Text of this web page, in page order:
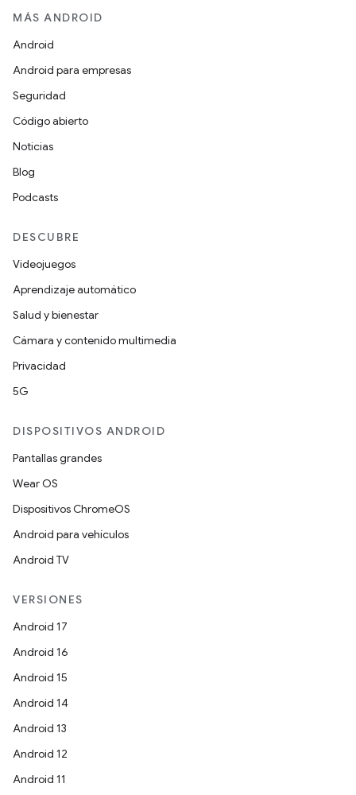
MÁS ANDROID
Android
Android para empresas
Seguridad
Código abierto
Noticias
Blog
Podcasts
DESCUBRE
Videojuegos
Aprendizaje automático
Salud y bienestar
Cámara y contenido multimedia
Privacidad
5G
DISPOSITIVOS ANDROID
Pantallas grandes
Wear OS
Dispositivos ChromeOS
Android para vehículos
Android TV
VERSIONES
Android 17
Android 16
Android 15
Android 14
Android 13
Android 12
Android 11